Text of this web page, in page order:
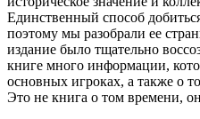
Единственный способ
поэтому мы разобрали ее
издание было тщательно
книге много информации,
основных игроках, а также о
Это не книга о том времени,